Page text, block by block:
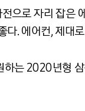
으로 자리 잡은
. 에어컨, 제대
는 2020년형